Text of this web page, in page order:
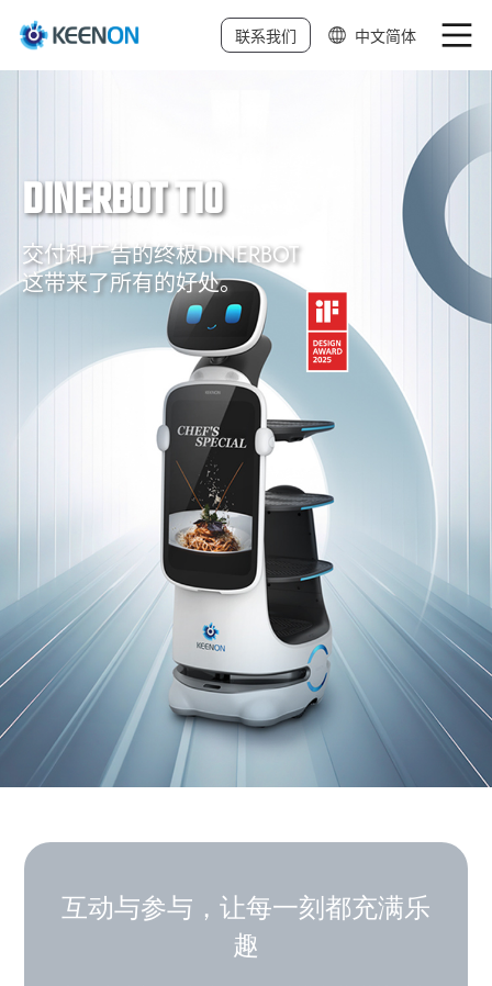
联系我们 中文简体
Français
Español
DINERBOT T10
交付和广告的终极DINERBOT
这带来了所有的好处。
互动与参与，让每一刻都充满乐
趣